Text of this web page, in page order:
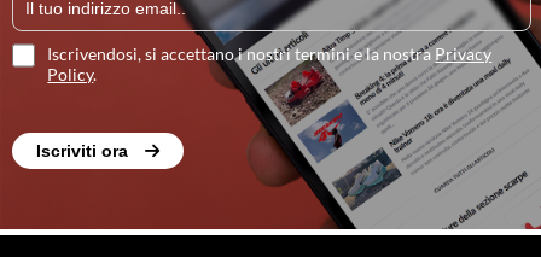
Iscrivendosi, si accettano i nostri termini e la nostraPrivacy
Policy.
Iscriviti ora